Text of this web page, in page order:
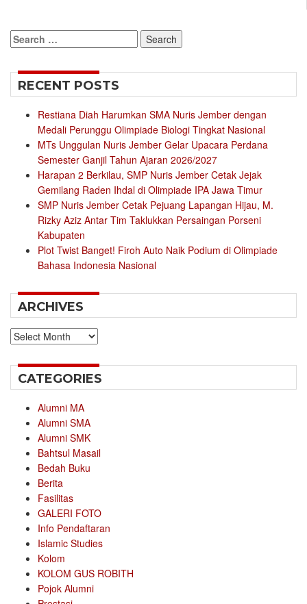
Search
for:
RECENT POSTS
Restiana Diah Harumkan SMA Nuris Jember dengan
Medali Perunggu Olimpiade Biologi Tingkat Nasional
MTs Unggulan Nuris Jember Gelar Upacara Perdana
Semester Ganjil Tahun Ajaran 2026/2027
Harapan 2 Berkilau, SMP Nuris Jember Cetak Jejak
Gemilang Raden Ihdal di Olimpiade IPA Jawa Timur
SMP Nuris Jember Cetak Pejuang Lapangan Hijau, M.
Rizky Aziz Antar Tim Taklukkan Persaingan Porseni
Kabupaten
Plot Twist Banget! Firoh Auto Naik Podium di Olimpiade
Bahasa Indonesia Nasional
ARCHIVES
Archives
CATEGORIES
Alumni MA
Alumni SMA
Alumni SMK
Bahtsul Masail
Bedah Buku
Berita
Fasilitas
GALERI FOTO
Info Pendaftaran
Islamic Studies
Kolom
KOLOM GUS ROBITH
Pojok Alumni